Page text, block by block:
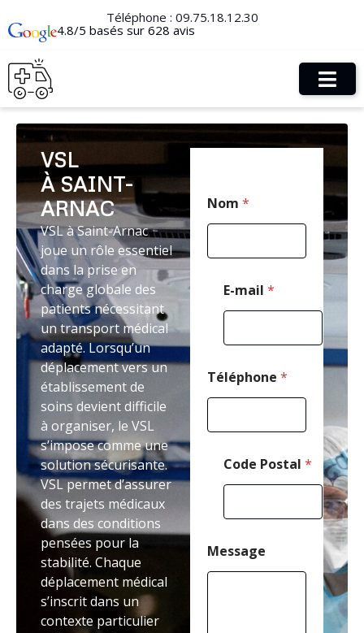
Téléphone : 09.75.18.12.30
4.8/5 basés sur 628 avis
VSL
À SAINT-
ARNAC
VSL à Saint-Arnac
joue un rôle essentiel
dans la prise en
charge globale des
patients nécessitant
un transport médical
adapté. Lorsqu’un
déplacement vers un
établissement de
soins devient difficile
à organiser, le VSL
s’impose comme une
solution sécurisante.
VSL permet d’assurer
des trajets médicaux
dans des conditions
pensées pour la
stabilité. Chaque
déplacement médical
s’inscrit dans un
contexte particulier
-
m
i
Nom *
E-mail *
Téléphone *
Code Postal *
Message